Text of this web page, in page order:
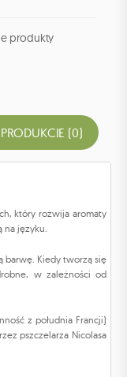
produkty
(0)
który rozwija aromaty
na języku.
barwę. Kiedy tworzą się
w zależności od
z południa Francji)
pszczelarza Nicolasa